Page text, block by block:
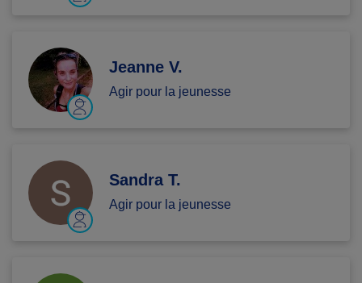
Jeanne V.
Agir pour la jeunesse
Sandra T.
Agir pour la jeunesse